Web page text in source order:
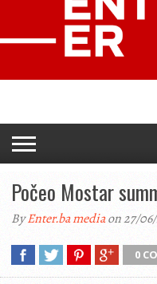
Počeo Mostar
ByEnter.ba mediaon 27/06/
0